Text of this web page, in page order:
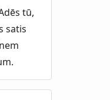
tū,
satis